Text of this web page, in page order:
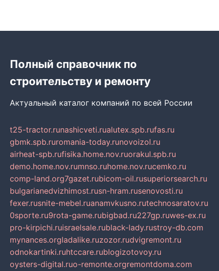
Полный справочник по
строительству и ремонту
Актуальный каталог компаний по всей России
t25-tractor.runashicveti.rualutex.spb.rufas.ru
gbmk.spb.ruromania-today.runovoizol.ru
airheat-spb.rufisika.home.nov.ruorakul.spb.ru
demo.home.nov.rumnso.ruhome.nov.rucemko.ru
comp-land.org7gazet.rubicom-oil.rusuperiorsearch.ru
bulgarianedvizhimost.rusn-hram.rusenovosti.ru
fexer.rusnite-mebel.ruanamvkusno.rutechnosaratov.ru
0sporte.ru9rota-game.rubigbad.ru227gp.ruwes-ex.ru
pro-kirpichi.ruisraelsale.rublack-lady.rustroy-db.com
mynances.orgladalike.ruzozor.rudvigremont.ru
odnokartinki.ruhtccare.rublogizotovoy.ru
oysters-digital.ruo-remonte.orgremontdoma.com